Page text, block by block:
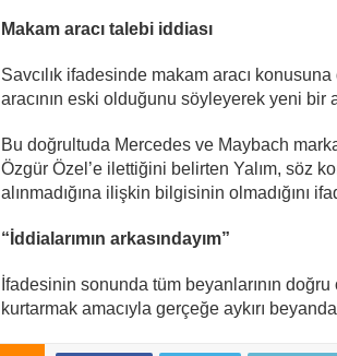
Makam aracı talebi iddiası
Savcılık ifadesinde makam aracı
aracının eski olduğunu söyleyerek yeni bir
Bu doğrultuda Mercedes ve Maybach
Özgür Özel’e ilettiğini belirten Yalım, söz
alınmadığına ilişkin bilgisinin olmadığını
“İddialarımın arkasındayım”
İfadesinin sonunda tüm beyanlarının
kurtarmak amacıyla gerçeğe aykırı